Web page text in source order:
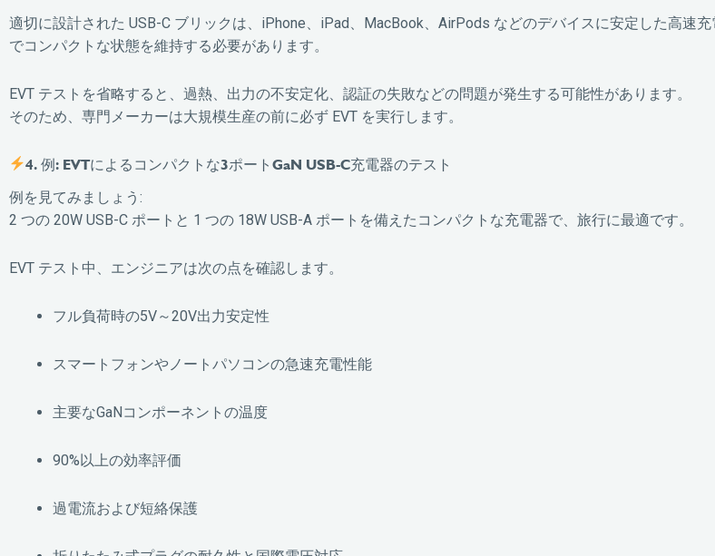
適切に設計された USB-C ブリックは、iPhone、iPad、MacBook、AirPods などのデバイスに安定した高速
でコンパクトな状態を維持する必要があります。
EVT テストを省略すると、過熱、出力の不安定化、認証の失敗などの問題が発生する可能性があります。
そのため、専門メーカーは大規模生産の前に必ず EVT を実行します。
4. 例: EVTによるコンパクトな3ポートGaN USB-C充電器のテスト
例を見てみましょう:
2 つの 20W USB-C ポートと 1 つの 18W USB-A ポートを備えたコンパクトな充電器で、旅行に最適です。
EVT テスト中、エンジニアは次の点を確認します。
フル負荷時の5V～20V出力安定性
スマートフォンやノートパソコンの急速充電性能
主要なGaNコンポーネントの温度
90%以上の効率評価
過電流および短絡保護